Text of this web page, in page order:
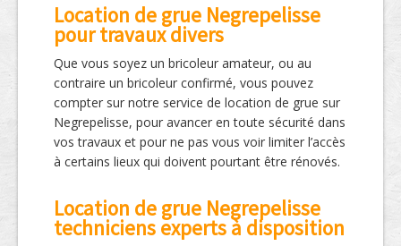
Location de grue Negrepelisse
pour travaux divers
Que vous soyez un bricoleur amateur, ou au
contraire un bricoleur confirmé, vous pouvez
compter sur notre service de location de grue sur
Negrepelisse, pour avancer en toute sécurité dans
vos travaux et pour ne pas vous voir limiter l’accès
à certains lieux qui doivent pourtant être rénovés.
Location de grue Negrepelisse
techniciens experts à disposition